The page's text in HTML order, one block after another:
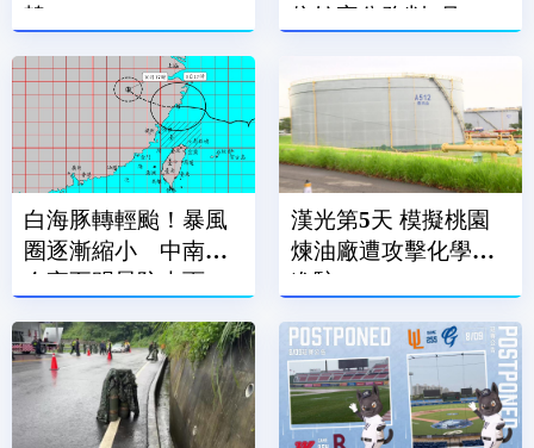
韓
依妨害公務判2月
白海豚轉輕颱！暴風
圈逐漸縮小 中南部
今夜至明晨防大雨
漢光第5天 模擬桃園
煉油廠遭攻擊化學兵
進駐